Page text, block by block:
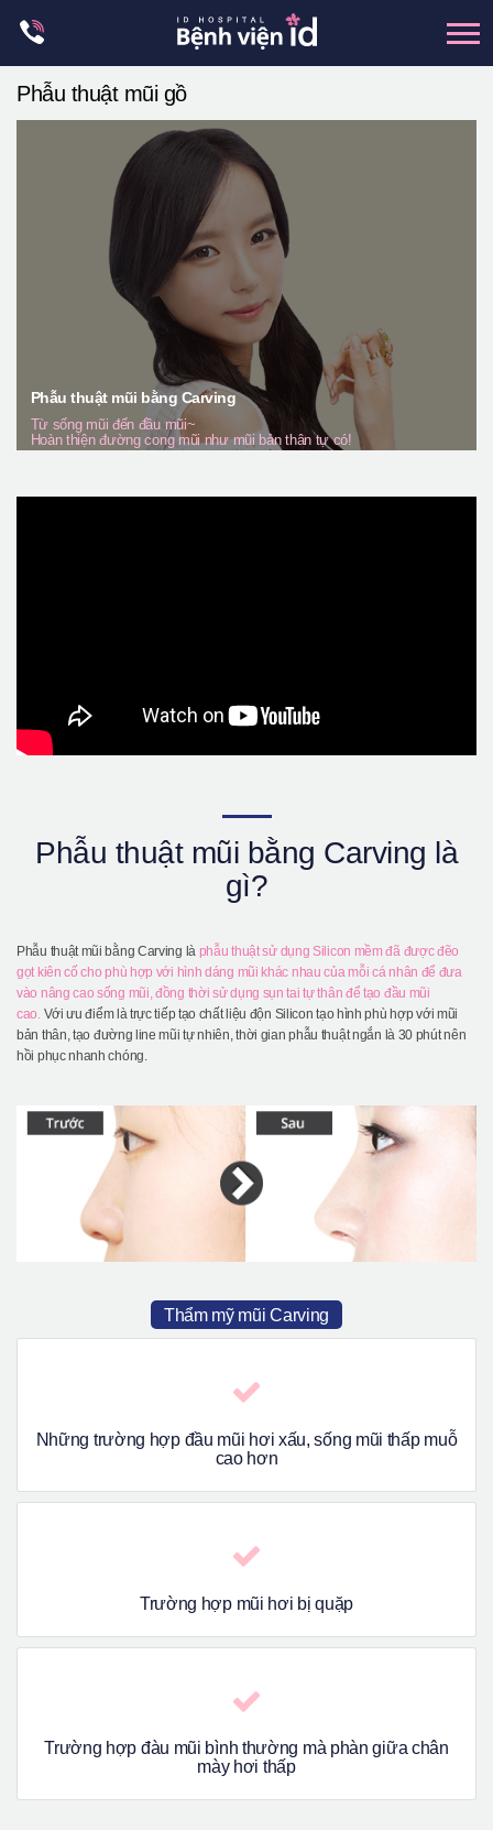
Thẩm mỹ boby
Thẩm mỹ nam giới
Phẫu thuật mũi gồ
Phẫu thuật mũi bằng Carving
Từ sống mũi đến đầu mũi~
Hoàn thiện đường cong mũi như mũi bản thân tự có!
Phẫu thuật mũi bằng Carving là
gì?
Phẫu thuật mũi bằng Carving là phẫu thuật sử dụng Silicon mềm đã được đẽo
gọt kiên cố cho phù hợp với hình dáng mũi khác nhau của mỗi cá nhân để đưa
vào nâng cao sống mũi, đồng thời sử dụng sụn tai tự thân để tạo đầu mũi
cao. Với ưu điểm là trực tiếp tạo chất liệu độn Silicon tạo hình phù hợp với mũi
bản thân, tạo đường line mũi tự nhiên, thời gian phẫu thuật ngắn là 30 phút nên
hồi phục nhanh chóng.
Thẩm mỹ mũi Carving
Những trường hợp đầu mũi hơi xấu, sống mũi thấp muỗ
cao hơn
Trường hợp mũi hơi bị quặp
Trường hợp đàu mũi bình thường mà phàn giữa chân
mày hơi thấp